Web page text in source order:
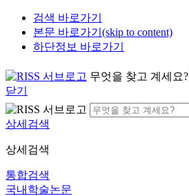
검색 바로가기
본문 바로가기(skip to content)
하단정보 바로가기
무엇을 찾고 계세요?
닫기
상세검색
상세검색
통합검색
국내학술논문